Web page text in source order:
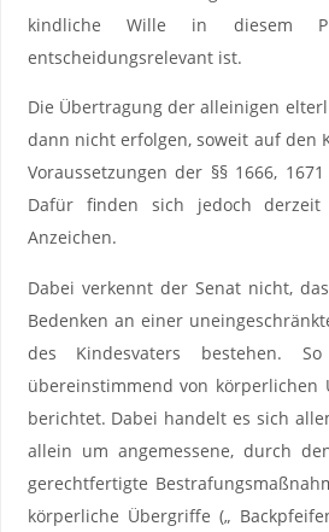
kindliche Wille in diesem
entscheidungsrelevant ist.
Die Übertragung der alleinigen
dann nicht erfolgen, soweit auf den
Voraussetzungen der §§ 1666,
Dafür finden sich jedoch derzeit
Anzeichen.
Dabei verkennt der Senat nicht,
Bedenken an einer
des Kindesvaters bestehen.
übereinstimmend von körperlichen
berichtet. Dabei handelt es sich
allein um angemessene, durch
gerechtfertigte
körperliche Übergriffe („